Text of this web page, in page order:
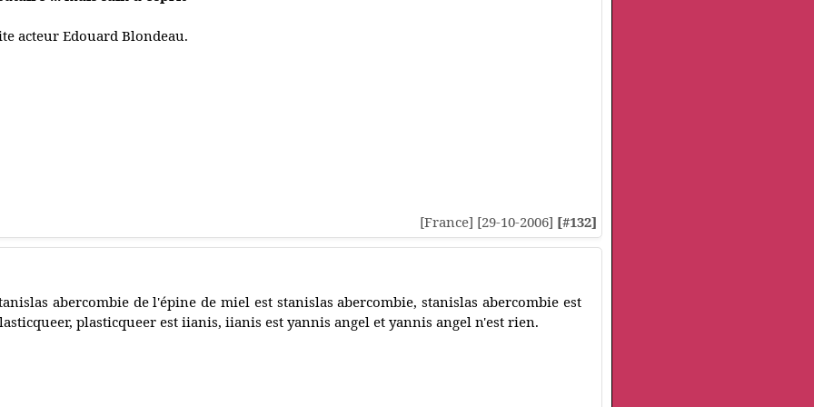
acteur Edouard Blondeau.
[France] [29-10-2006] [#132]
abercombie de l'épine de miel est stanislas abercombie, stanislas abercombie est
plasticqueer est iianis, iianis est yannis angel et yannis angel n'est rien.